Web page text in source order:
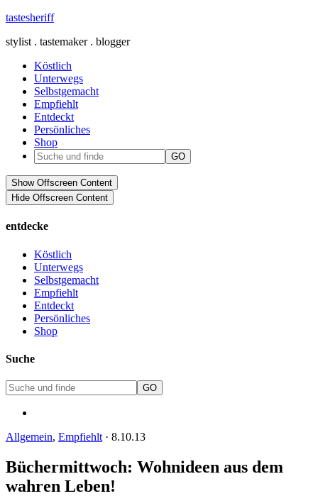
tastesheriff
stylist . tastemaker . blogger
Köstlich
Unterwegs
Selbstgemacht
Empfiehlt
Entdeckt
Persönliches
Shop
Show Offscreen Content
Hide Offscreen Content
entdecke
Köstlich
Unterwegs
Selbstgemacht
Empfiehlt
Entdeckt
Persönliches
Shop
Suche
Allgemein, Empfiehlt · 8.10.13
Büchermittwoch: Wohnideen aus dem
wahren Leben!